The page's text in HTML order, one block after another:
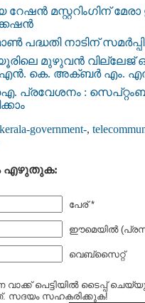
മസ്റ്ററിംഗിന്
പദ്ധതി നാടിന്
മുഴുവൻ വില്ലേജ്
എൻ. കെ. അക്ബർ എം.
പ്രവേശനം :
kerala-government-,
എഴുതുക:
പേര് *
ഈമെയില്‍
വെബ്സൈറ്റ്
വാക്ക് പെട്ടിയില്‍ ടൈപ്പ്‌
സദയം സഹകരിക്കുക!